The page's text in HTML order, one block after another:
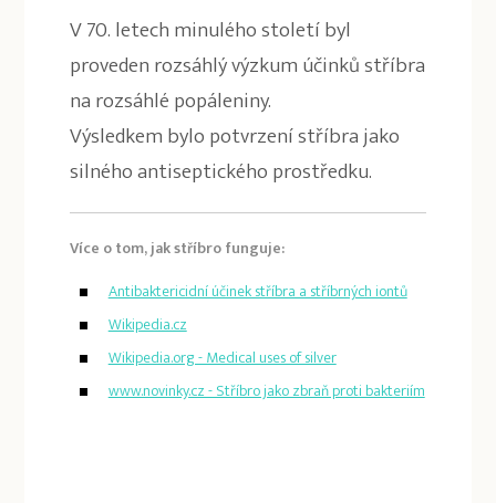
V 70. letech minulého století byl
proveden rozsáhlý výzkum účinků stříbra
na rozsáhlé popáleniny.
Výsledkem bylo potvrzení stříbra jako
silného antiseptického prostředku.
Více o tom, jak stříbro funguje:
Antibaktericidní účinek stříbra a stříbrných iontů
Wikipedia.cz
Wikipedia.org - Medical uses of silver
www.novinky.cz - Stříbro jako zbraň proti bakteriím